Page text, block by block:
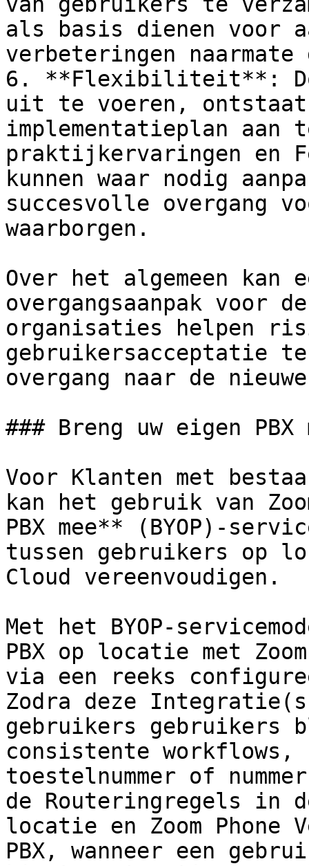
als basis dienen voor
verbeteringen
6. **Flexibiliteit**:
uit te voeren,
implementatieplan aan
praktijkervaringen en
kunnen waar nodig
succesvolle overgang
waarborgen.
Over het algemeen kan
overgangsaanpak voor
organisaties helpen
gebruikersacceptatie te
overgang naar de
### Breng uw eigen PBX
Voor Klanten met
kan het gebruik van
PBX mee** (BYOP)-
tussen gebruikers op
Cloud vereenvoudigen.
Met het BYOP-
PBX op locatie met
via een reeks
Zodra deze
gebruikers gebruikers
consistente workflows,
toestelnummer of
de Routeringregels in
locatie en Zoom Phone
PBX, wanneer een